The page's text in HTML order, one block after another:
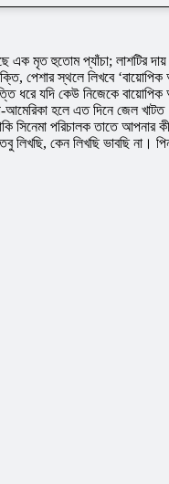
এক মৃত হুতোম প্যাঁচা; লাশটির
পেশার স্থলে লিখবে
ধরে যদি কেউ নিজেকে
হলে এত দিনে জেল খাটত।
পরিচালক তাতে আপনার
কেন লিখছি ভাবছি না।